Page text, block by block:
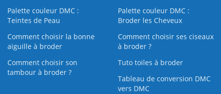
Palette couleur DMC :
Teintes de Peau
Palette couleur DMC :
Broder les Cheveux
Comment choisir la bonne
aiguille à broder
Comment choisir ses ciseaux
à broder ?
Comment choisir son
tambour à broder ?
Tuto toiles à broder
Tableau de conversion DMC
vers DMC